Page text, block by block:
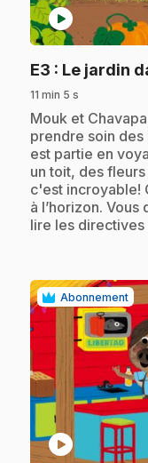
play_circle
E3 : Le jardin
11 min 5 s
.Mouk et
prendre soin des
est partie en
un toit, des
c'est incroyable!
à l’horizon.
lire les
Abonnement
play_circle